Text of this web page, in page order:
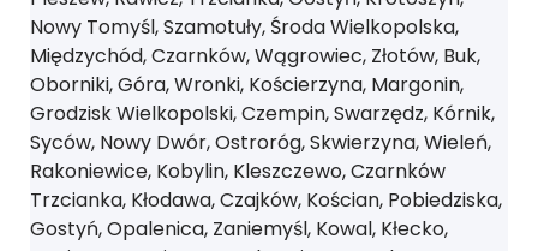
Nowy Tomyśl, Szamotuły, Środa Wielkopolska,
Międzychód, Czarnków, Wągrowiec, Złotów, Buk,
Oborniki, Góra, Wronki, Kościerzyna, Margonin,
Grodzisk Wielkopolski, Czempin, Swarzędz, Kórnik,
Syców, Nowy Dwór, Ostroróg, Skwierzyna, Wieleń,
Rakoniewice, Kobylin, Kleszczewo, Czarnków
Trzcianka, Kłodawa, Czajków, Kościan, Pobiedziska,
Gostyń, Opalenica, Zaniemyśl, Kowal, Kłecko,